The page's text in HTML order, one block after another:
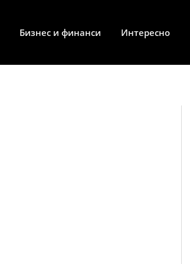
Бизнес и финанси Интересно